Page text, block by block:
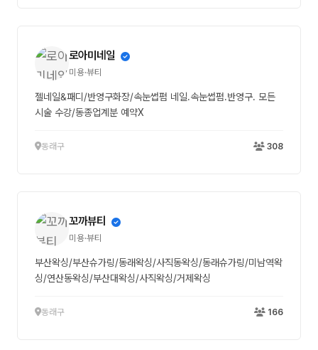
로아미네일
미용·뷰티
젤네일&패디/반영구화장/속눈썹펌 네일.속눈썹펌.반영구. 모든
시술 수강/동종업계분 예약X
동래구 308
꼬까뷰티
미용·뷰티
부산왁싱/부산슈가링/동래왁싱/사직동왁싱/동래슈가링/미남역왁
싱/연산동왁싱/부산대왁싱/사직왁싱/거제왁싱
동래구 166